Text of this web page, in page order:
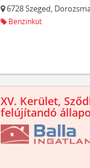
6728Szeged,
Benzinkút
XV. Kerület,
felújítandó